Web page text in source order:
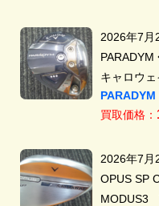
2026年7月
キャロウェ
買取価格：
2026年7月
OPUS SP
MODUS3